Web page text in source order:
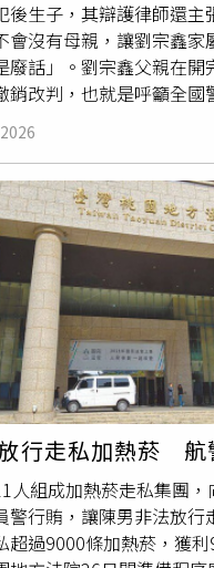
是社會局未盡責幫助張芳
分的訊息，也錯過提早終
長期以來受到傷害。判決
照顧期間，曾5度通報受
不可能是媽媽施暴，應該
量怎麼做對小孩最好，社
的對象，這是誤解法律，
身分決定如何維護小孩的
案案母入獄時，社會局介
因需兼顧姊弟意願，當時
安置，又兩人已與案父友
歡這個環境，當時社工評
，非判決書所言由社會局
顧狀況，社會局表示社工
活適應良好，另有關生活
介入輔導服務。
認支付費用被騙，但刻意
實。檢察官認定，他所謂
作法，並非真誠悔悟，因
罪條例具體求處2年6月徒
後生子，其辯護律師還主
會沒有母親，讓劉宗鑫家
廢話」。劉宗鑫父親在開
銷改判，也就是呼籲全國
攝）檢警調查，陳嘉瑩
查，陳女因持有毒品心
則被依殺人等罪起訴，全
嘉瑩死刑。而陳嘉瑩不
準備庭，陳女則不認
律師還主張要有兒童公約
說法劉宗鑫家屬難以接受
當時是合法攔查，陳女明
油門，20幾秒便殺死一
籲全國警察都不用做事，
話，並強調家屬所求只是
以及詢問被告和被害家屬
者提問「是否有悔意」等
行走私加熱菸 航
人組成加熱菸走私集團
警行賄，讓陳男非法放行
超過9000條加熱菸，獲